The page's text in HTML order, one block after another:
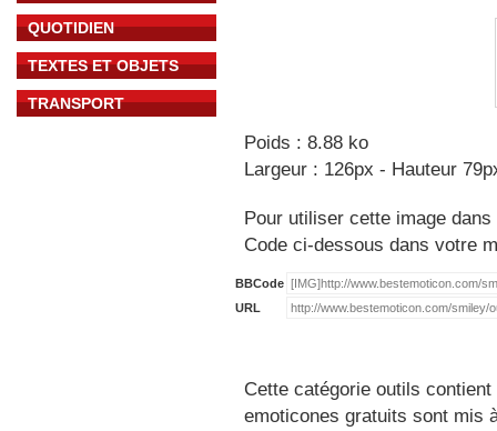
QUOTIDIEN
TEXTES ET OBJETS
TRANSPORT
Poids : 8.88 ko
Largeur : 126px - Hauteur
Pour utiliser cette image
Code ci-dessous dans votre
BBCode
URL
Cette catégorie outils
emoticones gratuits sont mis